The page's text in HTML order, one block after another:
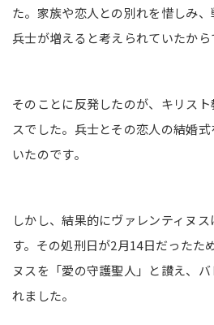
た。家族や恋人との別れを惜しみ
兵士が増えると考えられていたから
そのことに反発したのが、キリス
スでした。兵士とその恋人の結婚
いたのです。
しかし、結果的にヴァレンティヌ
す。その処刑日が2月14日だったた
ヌスを「愛の守護聖人」と讃え、
れました。